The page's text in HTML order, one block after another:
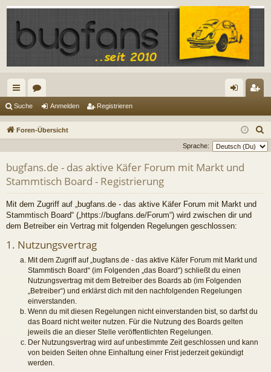
ch
ne
riff
en m
el
ist
rie
Suche Anmelden Registrieren
Foren-Übersicht
u
Sprache:
bugfans.de - das aktive Käfer Forum mit Markt und
Stammtisch Board - Registrierung
Mit dem Zugriff auf „bugfans.de - das aktive Käfer Forum mit Markt und
Stammtisch Board“ („https://bugfans.de/Forum“) wird zwischen dir und
dem Betreiber ein Vertrag mit folgenden Regelungen geschlossen:
1. Nutzungsvertrag
Mit dem Zugriff auf „bugfans.de - das aktive Käfer Forum mit Markt und
Stammtisch Board“ (im Folgenden „das Board“) schließt du einen
Nutzungsvertrag mit dem Betreiber des Boards ab (im Folgenden
„Betreiber“) und erklärst dich mit den nachfolgenden Regelungen
einverstanden.
Wenn du mit diesen Regelungen nicht einverstanden bist, so darfst du
das Board nicht weiter nutzen. Für die Nutzung des Boards gelten
jeweils die an dieser Stelle veröffentlichten Regelungen.
Der Nutzungsvertrag wird auf unbestimmte Zeit geschlossen und kann
von beiden Seiten ohne Einhaltung einer Frist jederzeit gekündigt
werden.